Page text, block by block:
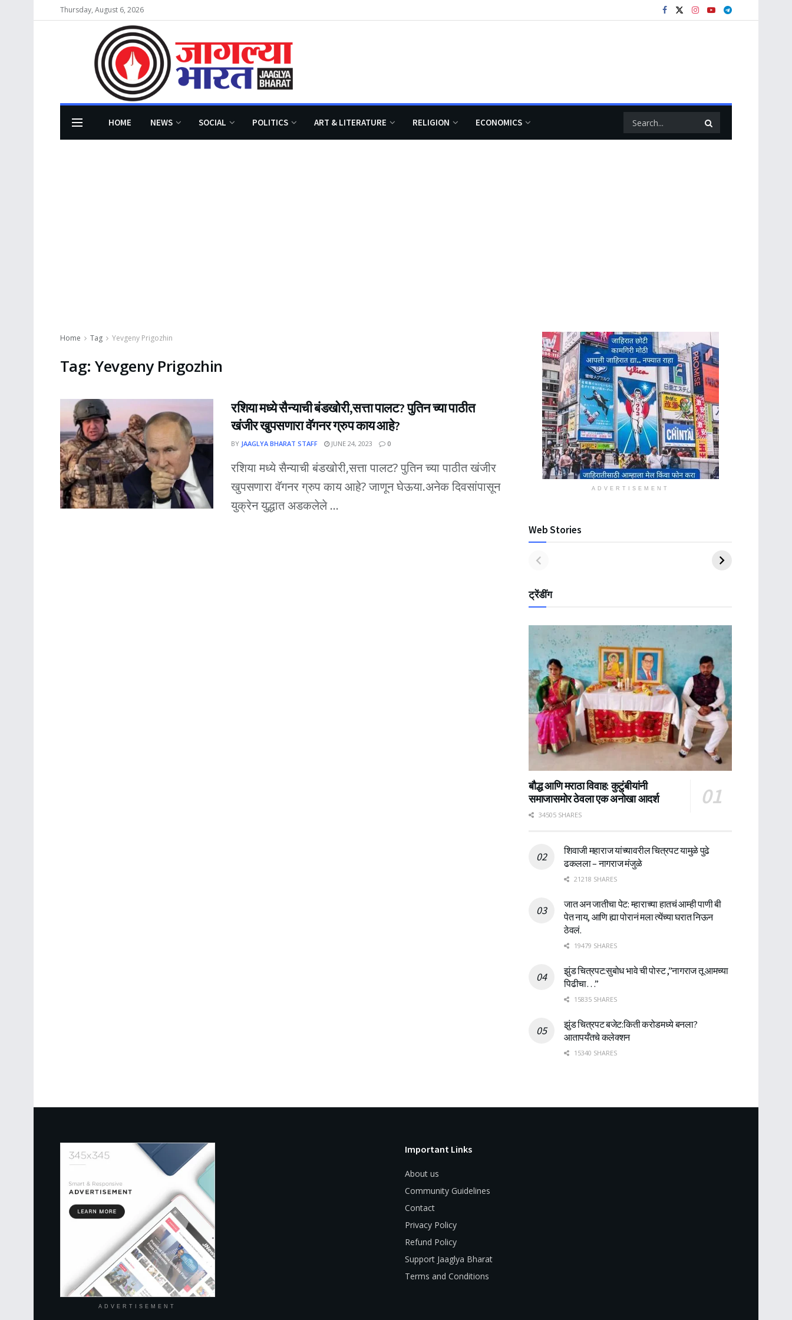
Thursday, August 6, 2026
HOME NEWS SOCIAL POLITICS ART & LITERATURE RELIGION ECONOMICS
Home Tag Yevgeny Prigozhin
Tag:Yevgeny Prigozhin
रशिया मध्ये सैन्याची बंडखोरी,सत्ता पालट? पुतिन च्या पाठीत
खंजीर खुपसणारा वॅगनर ग्रुप काय आहे?
BY JAAGLYA BHARAT STAFF JUNE 24, 2023 0
रशिया मध्ये सैन्याची बंडखोरी,सत्ता पालट? पुतिन च्या पाठीत खंजीर
खुपसणारा वॅगनर ग्रुप काय आहे? जाणून घेऊया.अनेक दिवसांपासून
युक्रेन युद्धात अडकलेले ...
ADVERTISEMENT
Web Stories
ट्रेंडींग
बौद्ध आणि मराठा विवाह: कुटुंबीयांनी
समाजासमोर ठेवला एक अनोखा आदर्श
34505 SHARES
शिवाजी महाराज यांच्यावरील चित्रपट यामुळे पुढे
ढकलला – नागराज मंजुळे
21218 SHARES
जात अन जातीचा पेट: म्हाराच्या हातचं आम्ही पाणी बी
पेत नाय, आणि ह्या पोरानं मला त्येंच्या घरात निऊन
ठेवलं.
19479 SHARES
झुंड चित्रपट:सुबोध भावे ची पोस्ट ,”नागराज तू आमच्या
पिढीचा…”
15835 SHARES
झुंड चित्रपट बजेट:किती करोडमध्ये बनला?
आतापर्यँतचे कलेक्शन
15340 SHARES
ADVERTISEMENT
Important Links
About us
Community Guidelines
Contact
Privacy Policy
Refund Policy
Support Jaaglya Bharat
Terms and Conditions